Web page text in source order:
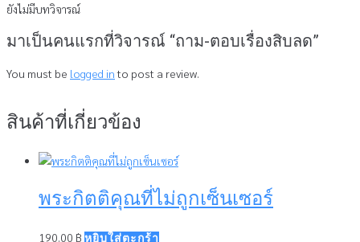
ยังไม่มีบทวิจารณ์
มาเป็นคนแรกที่วิจารณ์ “ถาม-ตอบเรื่องสิบลด”
You must be logged into post a review.
สินค้าที่เกี่ยวข้อง
พระกิตติคุณที่ไม่ถูกเซ็นเซอร์
190.00 ฿ หยิบใส่ตะกร้า